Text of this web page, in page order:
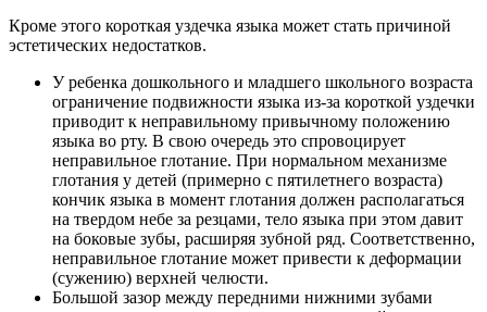
Кроме этого короткая уздечка языка может стать причиной
эстетических недостатков.
У ребенка дошкольного и младшего школьного возраста
ограничение подвижности языка из-за короткой уздечки
приводит к неправильному привычному положению
языка во рту. В свою очередь это спровоцирует
неправильное глотание. При нормальном механизме
глотания у детей (примерно с пятилетнего возраста)
кончик языка в момент глотания должен располагаться
на твердом небе за резцами, тело языка при этом давит
на боковые зубы, расширяя зубной ряд. Соответственно,
неправильное глотание может привести к деформации
(сужению) верхней челюсти.
Большой зазор между передними нижними зубами